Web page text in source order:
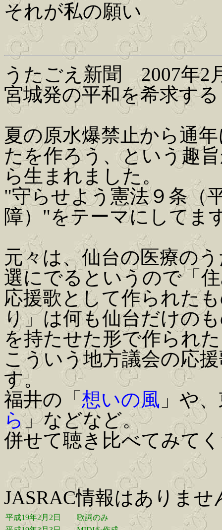
それが私の願い
うたごえ新聞 2007年2
宮城発の平和を希求す
夏の原水爆禁止から通
たを作ろう、という趣
ら生まれました。
"守らせよう憲法９条（
障）"をテーマにしてま
元々は、仙台の医療の
選にでるというので「
応援歌として作られた
り」は何も仙台だけの
を持たせた形で作られ
こういう地方議会の応
す。
福井の「 想いの風 」や
ら」などなど。
併せて聴き比べてみて
JASRAC情報はありま
平成19年2月2日
歌詞のみ